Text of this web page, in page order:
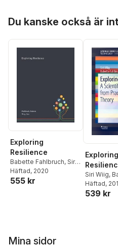
Du kanske också är
Exploring
Resilience
Babette Fahlbruch, Siri
Wiig
Häftad, 2020
555 kr
Exploring
Siri Wiig,
Fahlbruch
Häftad,
539 kr
Mina sidor